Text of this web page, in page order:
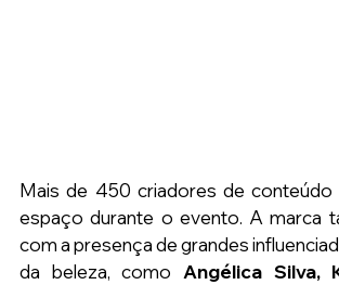
Mais de 450 criadores de conteúdo
espaço durante o evento. A marca
com a presença de grandes
da beleza, como Angélica Silva,